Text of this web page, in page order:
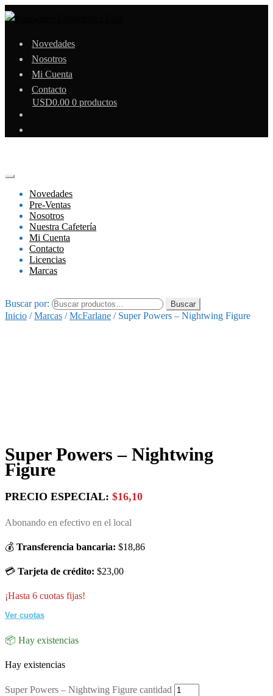
Novedades
Nosotros
Mi Cuenta
Contacto
USD0.00 0 productos
Novedades
Pre-Ventas
Nosotros
Nuestra Cafetería
Mi Cuenta
Contacto
Licencias
Marcas
Buscar por: Buscar
Inicio /Marcas /McFarlane / Super Powers – Nightwing Figure
Super Powers – Nightwing
Figure
PRECIO ESPECIAL: $16,10
Abonando en efectivo en el local
💰 Transferencia bancaria: $18,86
💳 Tarjeta de crédito: $23,00
¡Hasta 6 cuotas fijas!
Ver cuotas
📦 Hay existencias
Hay existencias
Super Powers – Nightwing Figure cantidad